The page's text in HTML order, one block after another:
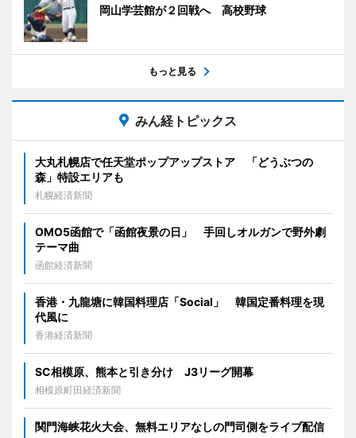
岡山学芸館が２回戦へ 高校野球
もっと見る
みん経トピックス
大丸札幌店で任天堂ポップアップストア 「どうぶつの
森」特設エリアも
札幌経済新聞
OMO5函館で「函館夜景の日」 手回しオルガンで野外劇
テーマ曲
函館経済新聞
香港・九龍塘に韓国料理店「Social」 韓国定番料理を現
代風に
香港経済新聞
SC相模原、熊本と引き分け J3リーグ開幕
相模原町田経済新聞
関門海峡花火大会、無料エリアなしの門司側をライブ配信